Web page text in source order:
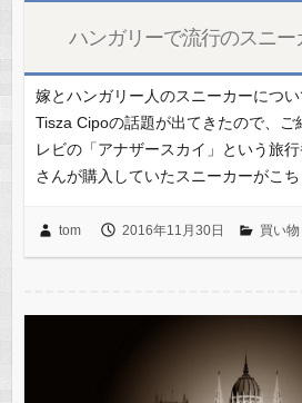
ハンガリーで流行のスニー
嫁とハンガリー人のスニーカーについ
Tisza Cipoの話題が出てきたので、ご
レビの「アナザースカイ」という旅
さんが購入していたスニーカーがこ
tom 2016年11月30日 買い物